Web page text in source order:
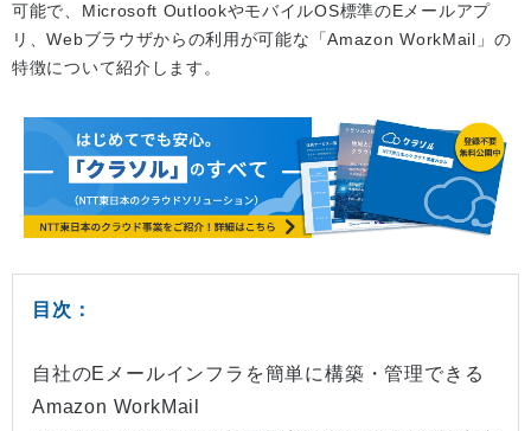
可能で、Microsoft OutlookやモバイルOS標準のEメールアプ
リ、Webブラウザからの利用が可能な「Amazon WorkMail」の
特徴について紹介します。
目次：
自社のEメールインフラを簡単に構築・管理できる
Amazon WorkMail